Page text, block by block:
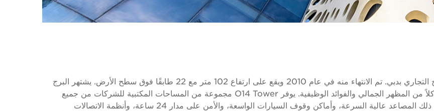
برج O14 عبارة عن مبنى مكاتب مرتفع يقع في منطقة الخليج التجاري بدبي. تم الانتهاء منه في عام 2010 ويقع على ارتفاع 102 متر مع 22 طابقًا فوق سطح الأرض. يشتهر البرج
بهندسته المعمارية الفريدة، ويتميز بواجهة شبكية مميزة توفر كلاً من المظهر الجمالي والفوائد الوظيفية. يوفر O14 Tower مجموعة من المساحات المكتبية للشركات من جميع
الأحجام، فضلاً عن مجموعة متنوعة من وسائل الراحة بما في ذلك المصاعد عالية السرعة، وأماكن وقوف السيارات الواسعة، والأمن على مدار 24 ساعة، وأنظمة الاتصالات